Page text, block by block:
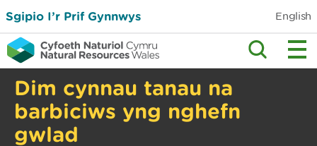
Sgipio I’r Prif Gynnwys English
Dim cynnau tanau na
barbiciws yng nghefn
gwlad